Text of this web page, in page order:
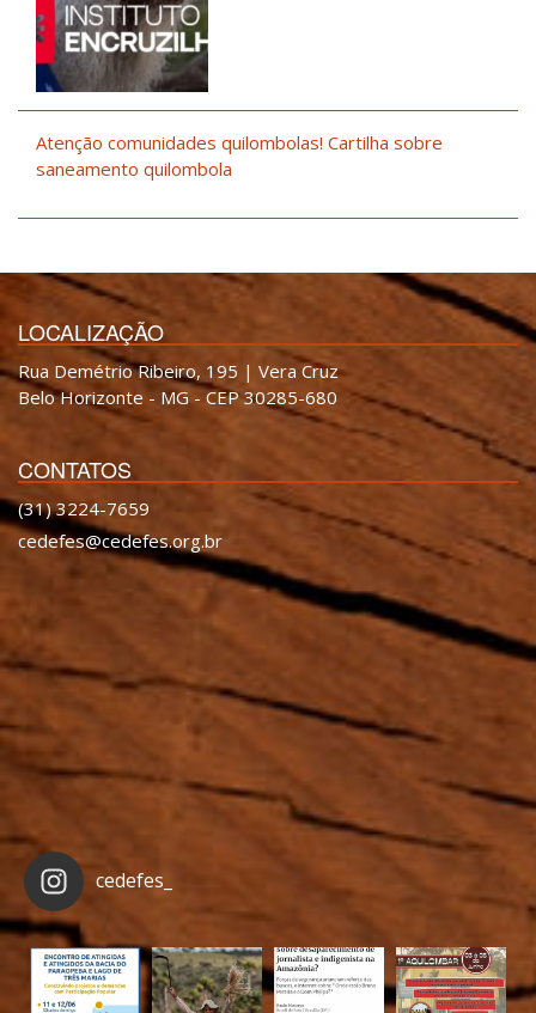
Atenção comunidades quilombolas! Cartilha sobre
saneamento quilombola
LOCALIZAÇÃO
Rua Demétrio Ribeiro, 195 | Vera Cruz
Belo Horizonte - MG - CEP 30285-680
CONTATOS
(31) 3224-7659
cedefes@cedefes.org.br
cedefes_